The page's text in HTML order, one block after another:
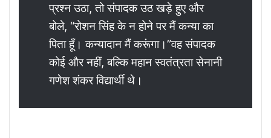
प्रश्न उठा, तो संपादक उठ खड़े हुए और
बोले, “रोशन सिंह के न होने पर मैं कन्या का
पिता हूँ। कन्यादान मैं करूंगा।”वह संपादक
कोई और नहीं, बल्कि महान स्वतंत्रता सेनानी
गणेश शंकर विद्यार्थी थे।